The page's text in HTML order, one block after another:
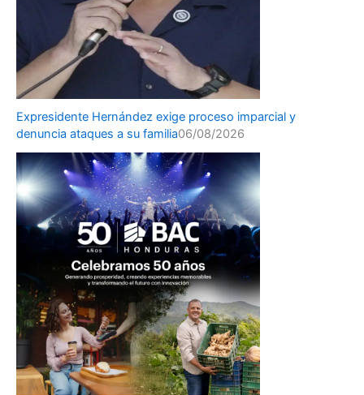
Expresidente Hernández exige proceso imparcial y
denuncia ataques a su familia06/08/2026